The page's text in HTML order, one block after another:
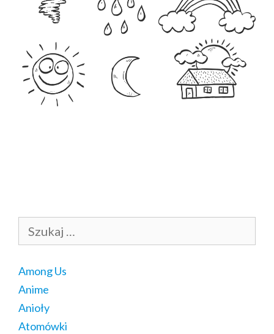
Szukaj:
Among Us
Anime
Anioły
Atomówki